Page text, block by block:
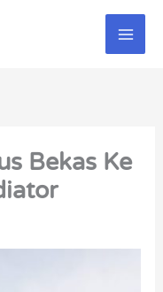
Bekas Ke